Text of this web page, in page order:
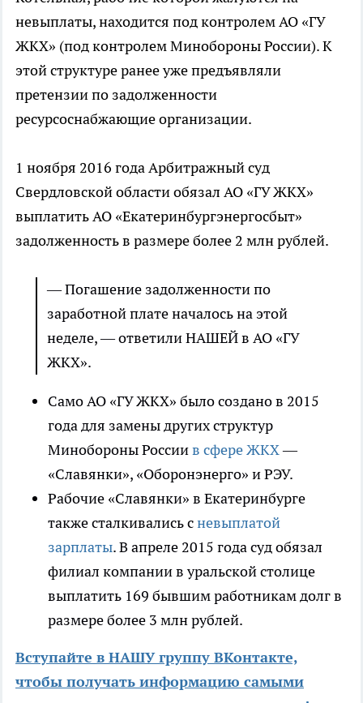
невыплаты, находится под контролем АО «ГУ
ЖКХ» (под контролем Минобороны России). К
этой структуре ранее уже предъявляли
претензии по задолженности
ресурсоснабжающие организации.
1 ноября 2016 года Арбитражный суд
Свердловской области обязал АО «ГУ ЖКХ»
выплатить АО «Екатеринбургэнергосбыт»
задолженность в размере более 2 млн рублей.
— Погашение задолженности по
заработной плате началось на этой
неделе, — ответили НАШЕЙ в АО «ГУ
ЖКХ».
Само АО «ГУ ЖКХ» было создано в 2015
года для замены других структур
Минобороны Россиив сфере ЖКХ—
«Славянки», «Оборонэнерго» и РЭУ.
Рабочие «Славянки» в Екатеринбурге
также сталкивались сневыплатой
зарплаты. В апреле 2015 года суд обязал
филиал компании в уральской столице
выплатить 169 бывшим работникам долг в
размере более 3 млн рублей.
Вступайте в НАШУ группу ВКонтакте,
чтобы получать информацию самыми